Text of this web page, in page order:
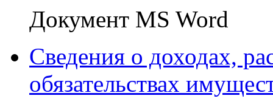
Документ MS Word
Сведения о доходах,
обязательствах